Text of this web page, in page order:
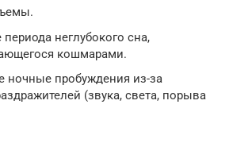
неглубокого сна,
кошмарами.
ночные пробуждения из-за
(звука, света, порыва